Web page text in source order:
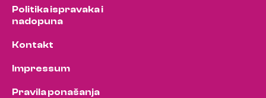
Politika ispravaka i
nadopuna
Kontakt
Impressum
Pravila ponašanja